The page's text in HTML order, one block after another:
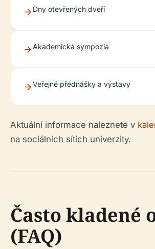
Dny otevřených dveří
Akademická sympozia
Veřejné přednášky a výstavy
Aktuální informace naleznete v
na sociálních sítích univerzity.
Často kladené
(FAQ)